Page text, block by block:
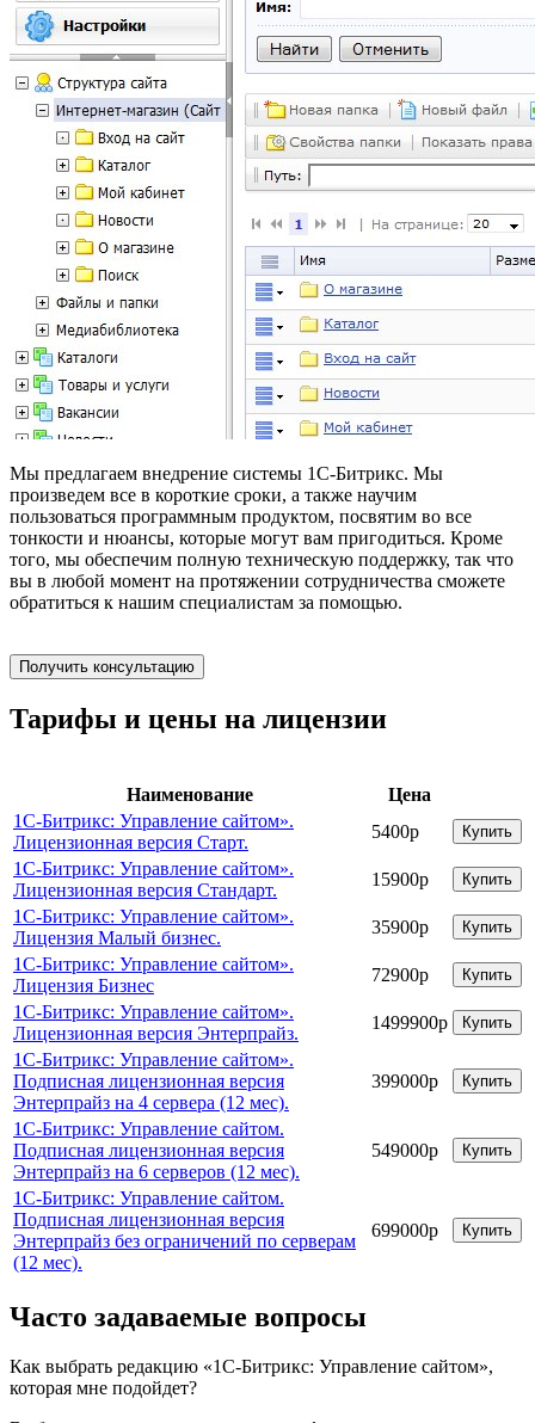
Мы предлагаем внедрение системы 1С-Битрикс. Мы
произведем все в короткие сроки, а также научим
пользоваться программным продуктом, посвятим во все
тонкости и нюансы, которые могут вам пригодиться. Кроме
того, мы обеспечим полную техническую поддержку, так что
вы в любой момент на протяжении сотрудничества сможете
обратиться к нашим специалистам за помощью.
Получить консультацию
Тарифы и цены на лицензии
Наименование
Цена
1С-Битрикс: Управление сайтом».
Лицензионная версия Старт.
5400р Купить
1С-Битрикс: Управление сайтом».
Лицензионная версия Стандарт.
15900р Купить
1С-Битрикс: Управление сайтом».
Лицензия Малый бизнес.
35900р Купить
1С-Битрикс: Управление сайтом».
Лицензия Бизнес
72900р Купить
1С-Битрикс: Управление сайтом».
Лицензионная версия Энтерпрайз.
1499900р Купить
1С-Битрикс: Управление сайтом».
Подписная лицензионная версия
Энтерпрайз на 4 сервера (12 мес).
399000р Купить
1С-Битрикс: Управление сайтом.
Подписная лицензионная версия
Энтерпрайз на 6 серверов (12 мес).
549000р Купить
1С-Битрикс: Управление сайтом.
Подписная лицензионная версия
Энтерпрайз без ограничений по серверам
(12 мес).
699000р Купить
Часто задаваемые вопросы
Как выбрать редакцию «1С-Битрикс: Управление сайтом»,
которая мне подойдет?